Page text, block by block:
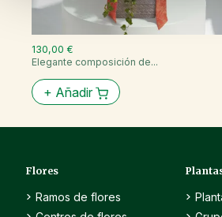
130,00 €
Elegante composición de...
+ Añadir
Flores
Ramos de flores